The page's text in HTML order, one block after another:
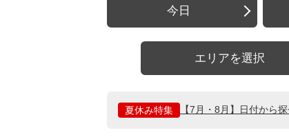
今日
エリアを選択
夏休み特集 【7月・8月】日付から